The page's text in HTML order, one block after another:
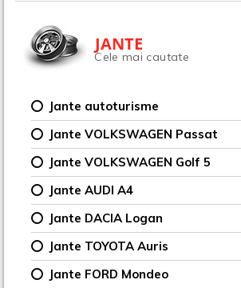
JANTE
Cele mai cautate
Jante autoturisme
Jante VOLKSWAGEN Passat
Jante VOLKSWAGEN Golf 5
Jante AUDI A4
Jante DACIA Logan
Jante TOYOTA Auris
Jante FORD Mondeo